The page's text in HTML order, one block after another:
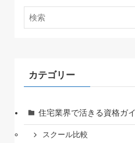
カテゴリー
住宅業界で活きる資格ガ
スクール比較